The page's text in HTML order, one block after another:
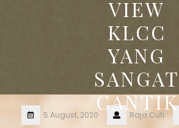
VIEW
KLCC
YANG
SANGAT
CANTIK
5 August, 2020 Raja.Cuti